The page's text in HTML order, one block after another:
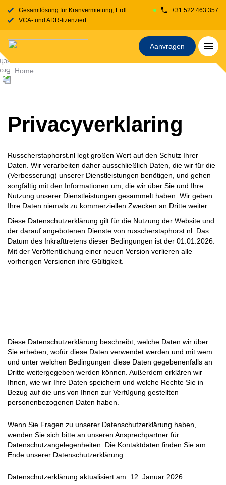
Gesamtlösung für Kranvermietung, Erdbewegung, Transport,
VCA- und ADR-lizenziert
+31 522 463 357
Aanvragen
Home
Privacyverklaring
Russcherstaphorst.nl legt großen Wert auf den Schutz Ihrer
Daten. Wir verarbeiten daher ausschließlich Daten, die wir für die
(Verbesserung) unserer Dienstleistungen benötigen, und gehen
sorgfältig mit den Informationen um, die wir über Sie und Ihre
Nutzung unserer Dienstleistungen gesammelt haben. Wir geben
Ihre Daten niemals zu kommerziellen Zwecken an Dritte weiter.
Diese Datenschutzerklärung gilt für die Nutzung der Website und
der darauf angebotenen Dienste von russcherstaphorst.nl. Das
Datum des Inkrafttretens dieser Bedingungen ist der 01.01.2026.
Mit der Veröffentlichung einer neuen Version verlieren alle
vorherigen Versionen ihre Gültigkeit.
Diese Datenschutzerklärung beschreibt, welche Daten wir über
Sie erheben, wofür diese Daten verwendet werden und mit wem
und unter welchen Bedingungen diese Daten gegebenenfalls an
Dritte weitergegeben werden können. Außerdem erklären wir
Ihnen, wie wir Ihre Daten speichern und welche Rechte Sie in
Bezug auf die uns von Ihnen zur Verfügung gestellten
personenbezogenen Daten haben.
Wenn Sie Fragen zu unserer Datenschutzerklärung haben,
wenden Sie sich bitte an unseren Ansprechpartner für
Datenschutzangelegenheiten. Die Kontaktdaten finden Sie am
Ende unserer Datenschutzerklärung.
Datenschutzerklärung aktualisiert am: 12. Januar 2026